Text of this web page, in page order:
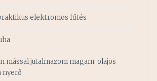
elektromos fűtés
mással jutalmazom magam: olajos
nyerő